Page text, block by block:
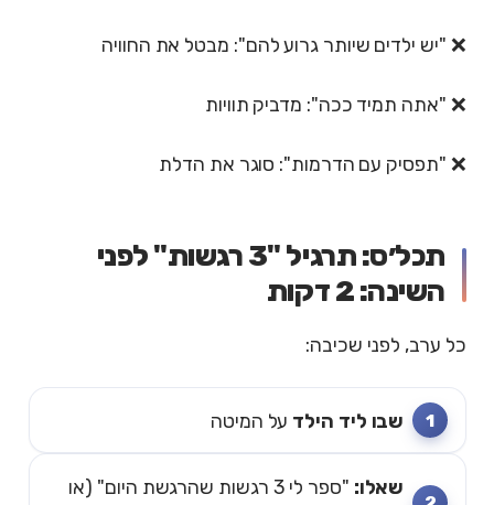
❌ "יש ילדים שיותר גרוע להם": מבטל את החוויה
❌ "אתה תמיד ככה": מדביק תוויות
❌ "תפסיק עם הדרמות": סוגר את הדלת
תכל׳ס: תרגיל "3 רגשות" לפני
השינה: 2 דקות
כל ערב, לפני שכיבה:
שבו ליד הילד על המיטה
שאלו:
"ספר לי 3 רגשות שהרגשת היום" (או